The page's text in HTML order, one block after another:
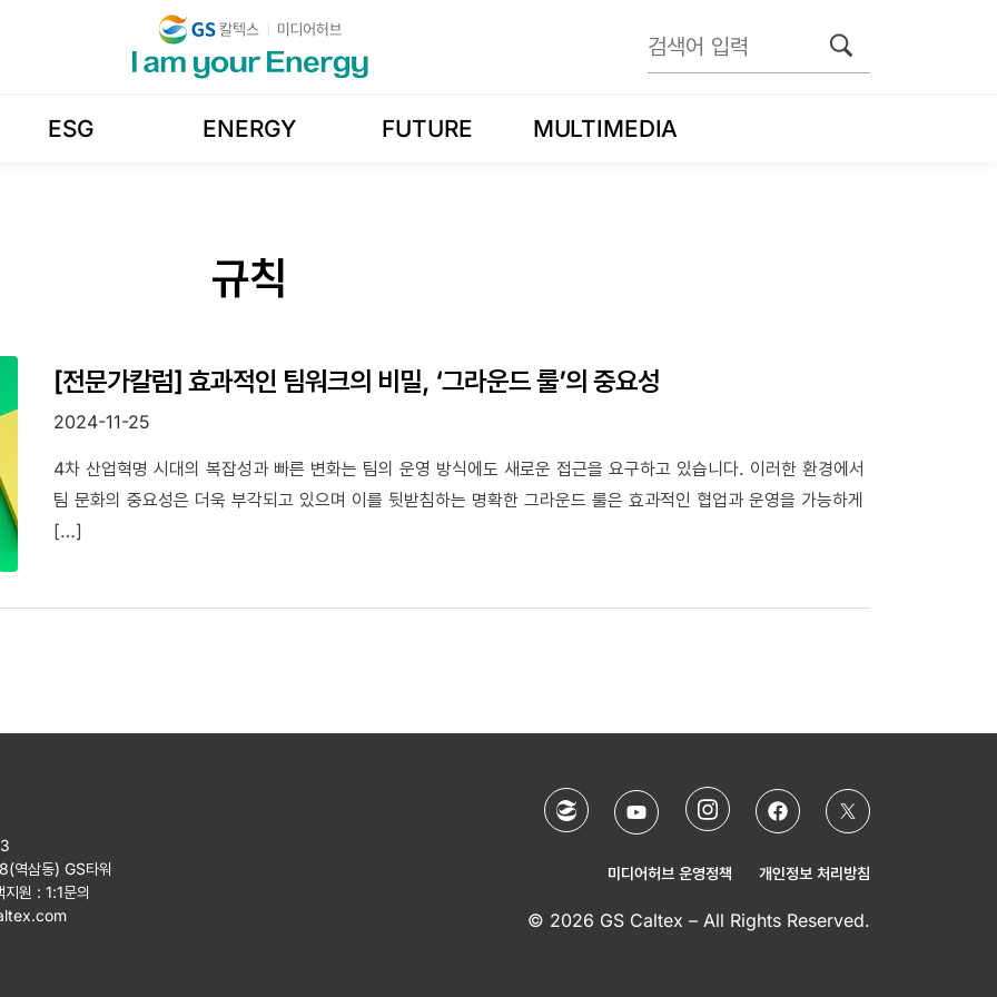
ESG ENERGY FUTURE MULTIMEDIA
규칙
[전문가칼럼] 효과적인 팀워크의 비밀, ‘그라운드 룰’의 중요성
2024-11-25
4차 산업혁명 시대의 복잡성과 빠른 변화는 팀의 운영 방식에도 새로운 접근을 요구하고 있습니다. 이러한 환경에서
팀 문화의 중요성은 더욱 부각되고 있으며 이를 뒷받침하는 명확한 그라운드 룰은 효과적인 협업과 운영을 가능하게
[…]
역삼동) GS타워
지원 : 1:1문의
미디어허브 운영정책 개인정보 처리방침
© 2026 GS Caltex – All Rights Reserved.